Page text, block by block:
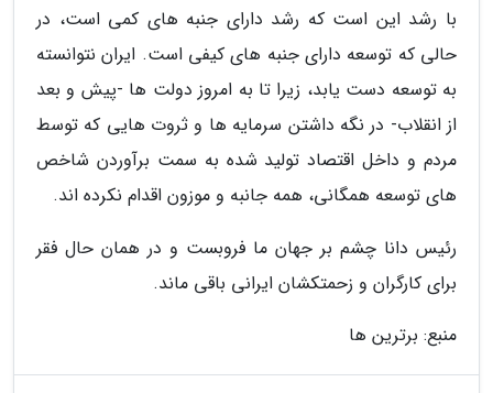
با رشد این است که رشد دارای جنبه های کمی است، در
حالی که توسعه دارای جنبه های کیفی است. ایران نتوانسته
به توسعه دست یابد، زیرا تا به امروز دولت ها -پیش و بعد
از انقلاب- در نگه داشتن سرمایه ها و ثروت هایی که توسط
مردم و داخل اقتصاد تولید شده به سمت برآوردن شاخص
های توسعه همگانی، همه جانبه و موزون اقدام نکرده اند.
رئیس دانا چشم بر جهان ما فروبست و در همان حال فقر
برای کارگران و زحمتکشان ایرانی باقی ماند.
منبع: برترین ها